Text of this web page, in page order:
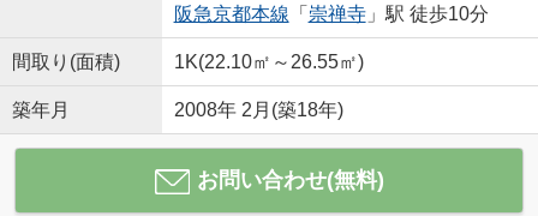
阪急京都本線 「 崇禅寺」駅 徒歩10分
間取り(面積) 1K(22.10㎡～26.55㎡)
築年月 2008年 2月(築18年)
お問い合わせ(無料)